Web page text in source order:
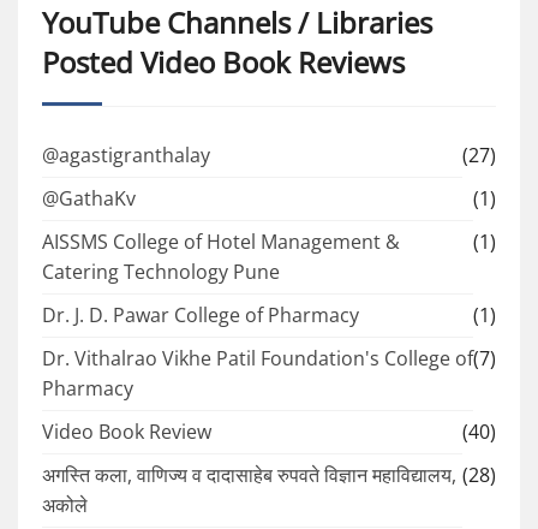
YouTube Channels / Libraries
Posted Video Book Reviews
@agastigranthalay
(27)
@GathaKv
(1)
AISSMS College of Hotel Management &
Catering Technology Pune
(1)
Dr. J. D. Pawar College of Pharmacy
(1)
Dr. Vithalrao Vikhe Patil Foundation's College of
Pharmacy
(7)
Video Book Review
(40)
अगस्ति कला, वाणिज्य व दादासाहेब रुपवते विज्ञान महाविद्यालय,
अकोले
(28)